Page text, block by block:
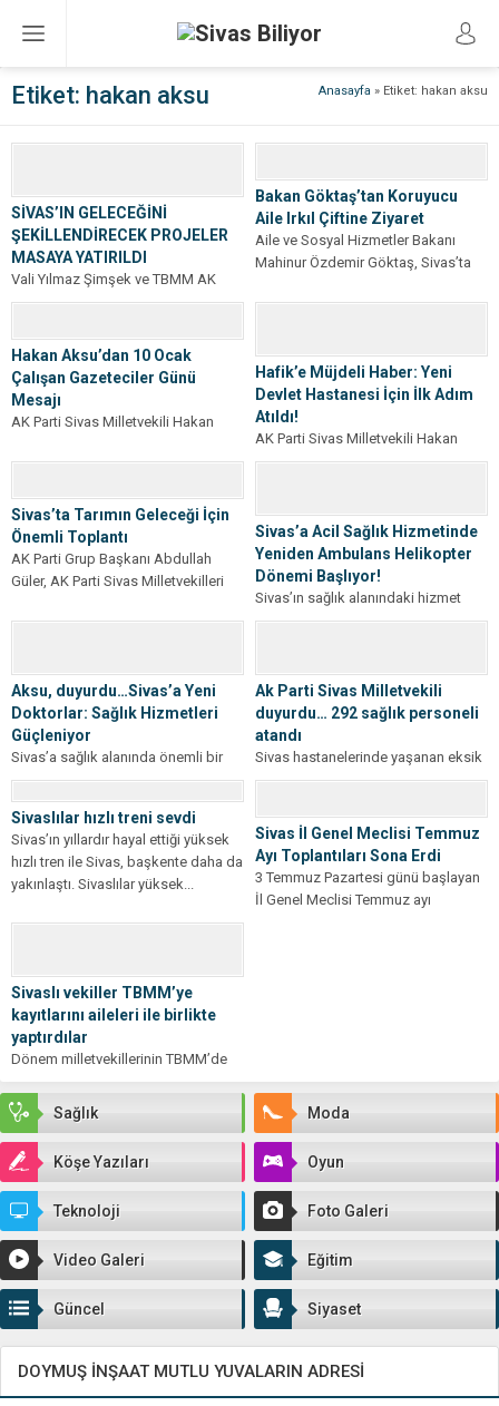
Anasayfa » Etiket: hakan aksu
Etiket: hakan aksu
SİVAS’IN GELECEĞİNİ
ŞEKİLLENDİRECEK PROJELER
MASAYA YATIRILDI
Vali Yılmaz Şimşek ve TBMM AK
Parti Grup Başkanı Abdullah Güler
Rukiye...
Bakan Göktaş’tan Koruyucu
Aile Irkıl Çiftine Ziyaret
Aile ve Sosyal Hizmetler Bakanı
Mahinur Özdemir Göktaş, Sivas’ta
faydalanan Nebile-Ekrem Irkıl...
Hakan Aksu’dan 10 Ocak
Çalışan Gazeteciler Günü
Mesajı
AK Parti Sivas Milletvekili Hakan
Günü dolayısıyla bir mesaj
Hafik’e Müjdeli Haber: Yeni
Devlet Hastanesi İçin İlk Adım
Atıldı!
AK Parti Sivas Milletvekili Hakan
Aksu, Hafik ilçesinde sağlık
Sivas’ta Tarımın Geleceği İçin
Önemli Toplantı
AK Parti Grup Başkanı Abdullah
Güler, AK Parti Sivas Milletvekilleri
Sivas’a Acil Sağlık Hizmetinde
Yeniden Ambulans Helikopter
Dönemi Başlıyor!
Sivas’ın sağlık alanındaki hizmet
kapasitesi bir kez daha güçleniyor!
Aksu, duyurdu…Sivas’a Yeni
Doktorlar: Sağlık Hizmetleri
Güçleniyor
Sivas’a sağlık alanında önemli bir
destek daha! AK Parti Sivas
Milletvekili Hakan Aksu’nun
duyurusuna göre,...
Ak Parti Sivas Milletvekili
duyurdu… 292 sağlık personeli
atandı
Sivas hastanelerinde yaşanan eksik
kadrolara atamalar devam ediyor.
Aksu ise;...
Sivaslılar hızlı treni sevdi
Sivas’ın yıllardır hayal ettiği yüksek
hızlı tren ile Sivas, başkente daha da
yakınlaştı. Sivaslılar yüksek...
Sivas İl Genel Meclisi Temmuz
Ayı Toplantıları Sona Erdi
3 Temmuz Pazartesi günü başlayan
İl Genel Meclisi Temmuz ayı
Sivaslı vekiller TBMM’ye
kayıtlarını aileleri ile birlikte
yaptırdılar
Dönem milletvekillerinin TBMM’de
kayıt işlemleri başladı. Bu
kapsamda Ak parti 28. Dönem Sivas
Milletvekilleri Abdullah...
Sağlık Moda
Köşe Yazıları Oyun
Teknoloji Foto Galeri
Video Galeri Eğitim
Güncel Siyaset
DOYMUŞ İNŞAAT MUTLU YUVALARIN ADRESİ